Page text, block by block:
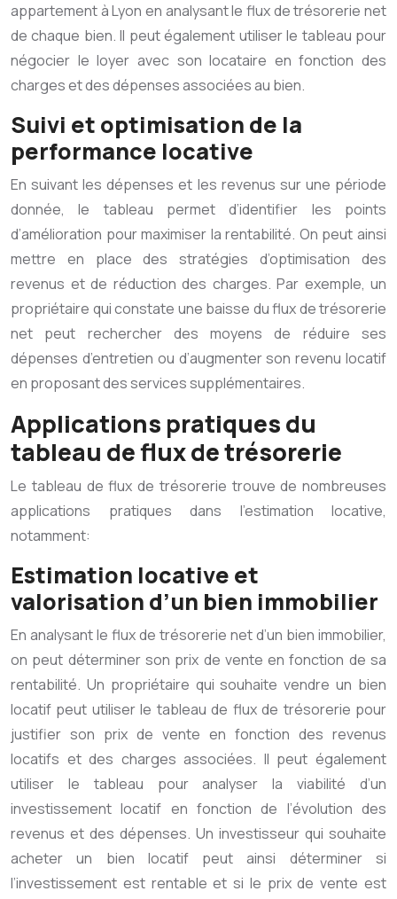
appartement à Lyon en analysant le flux de trésorerie net
de chaque bien. Il peut également utiliser le tableau pour
négocier le loyer avec son locataire en fonction des
charges et des dépenses associées au bien.
Suivi et optimisation de la
performance locative
En suivant les dépenses et les revenus sur une période
donnée, le tableau permet d’identifier les points
d’amélioration pour maximiser la rentabilité. On peut ainsi
mettre en place des stratégies d’optimisation des
revenus et de réduction des charges. Par exemple, un
propriétaire qui constate une baisse du flux de trésorerie
net peut rechercher des moyens de réduire ses
dépenses d’entretien ou d’augmenter son revenu locatif
en proposant des services supplémentaires.
Applications pratiques du
tableau de flux de trésorerie
Le tableau de flux de trésorerie trouve de nombreuses
applications pratiques dans l’estimation locative,
notamment:
Estimation locative et
valorisation d’un bien immobilier
En analysant le flux de trésorerie net d’un bien immobilier,
on peut déterminer son prix de vente en fonction de sa
rentabilité. Un propriétaire qui souhaite vendre un bien
locatif peut utiliser le tableau de flux de trésorerie pour
justifier son prix de vente en fonction des revenus
locatifs et des charges associées. Il peut également
utiliser le tableau pour analyser la viabilité d’un
investissement locatif en fonction de l’évolution des
revenus et des dépenses. Un investisseur qui souhaite
acheter un bien locatif peut ainsi déterminer si
l’investissement est rentable et si le prix de vente est